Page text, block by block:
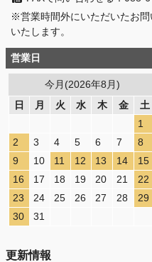
※営業時間外にいただいたお
いたします。
営業日
今月(2026年8月)
日
月 火 水 木 金
土
1
2
3 4 5 6 7
8
9
10 11 12 13 14
15
16
17 18 19 20 21
22
23
24 25 26 27 28
29
30
31
更新情報